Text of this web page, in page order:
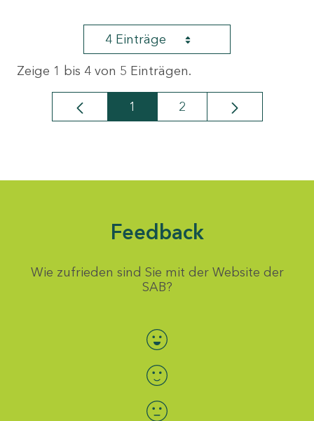
4 Einträge
Zeige 1 bis 4 von 5 Einträgen.
Seite
1 Seite
2
Feedback
Wie zufrieden sind Sie mit der Website der
SAB?
Bewertung auswählen